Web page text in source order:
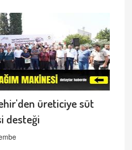
üreticiye süt
desteği